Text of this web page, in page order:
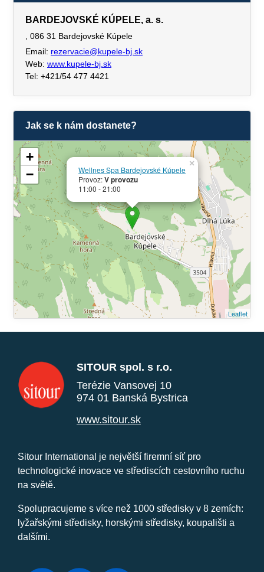
BARDEJOVSKÉ KÚPELE, a. s.
, 086 31 Bardejovské Kúpele
Email: rezervacie@kupele-bj.sk
Web: www.kupele-bj.sk
Tel: +421/54 477 4421
Jak se k nám dostanete?
Wellnes Spa Bardejovské Kúpele
Provoz:V provozu
11:00 - 21:00
×
+
−
Leaflet
SITOUR spol. s r.o.
Terézie Vansovej 10
974 01 Banská Bystrica
www.sitour.sk
Sitour International je největší firemní síť pro
technologické inovace ve střediscích cestovního ruchu
na světě.
Spolupracujeme s více než 1000 středisky v 8 zemích:
lyžařskými středisky, horskými středisky, koupališti a
dalšími.